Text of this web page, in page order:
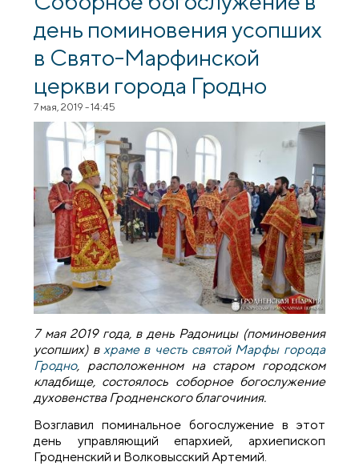
день поминовения усопших
в Свято-Марфинской
церкви города Гродно
7 мая, 2019 - 14:45
7 мая 2019 года, в день Радоницы (поминовения
усопших) в храме в честь святой Марфы города
Гродно, расположенном на старом городском
кладбище, состоялось соборное богослужение
духовенства Гродненского благочиния.
Возглавил поминальное богослужение в этот
день управляющий епархией, архиепископ
Гродненский и Волковысский Артемий.